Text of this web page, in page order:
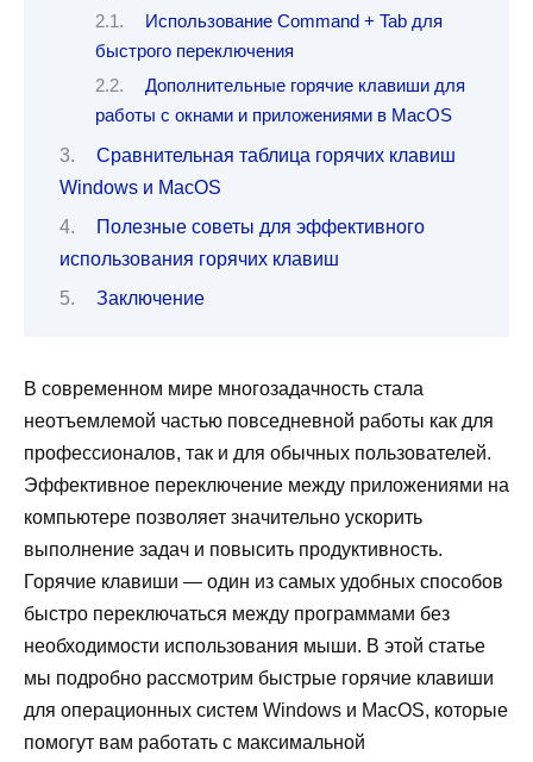
Использование Command + Tab для
быстрого переключения
Дополнительные горячие клавиши для
работы с окнами и приложениями в MacOS
Сравнительная таблица горячих клавиш
Windows и MacOS
Полезные советы для эффективного
использования горячих клавиш
Заключение
В современном мире многозадачность стала
неотъемлемой частью повседневной работы как для
профессионалов, так и для обычных пользователей.
Эффективное переключение между приложениями на
компьютере позволяет значительно ускорить
выполнение задач и повысить продуктивность.
Горячие клавиши — один из самых удобных способов
быстро переключаться между программами без
необходимости использования мыши. В этой статье
мы подробно рассмотрим быстрые горячие клавиши
для операционных систем Windows и MacOS, которые
помогут вам работать с максимальной